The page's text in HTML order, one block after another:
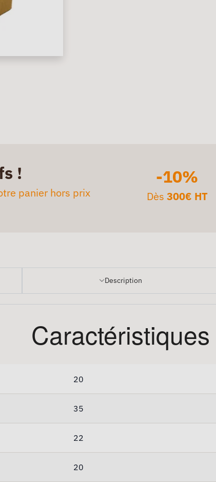
!
panier hors prix
-10%
Dès 300€ HT
Description
Caractéristiques
20
35
22
20